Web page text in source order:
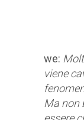
we:
viene
Ma non